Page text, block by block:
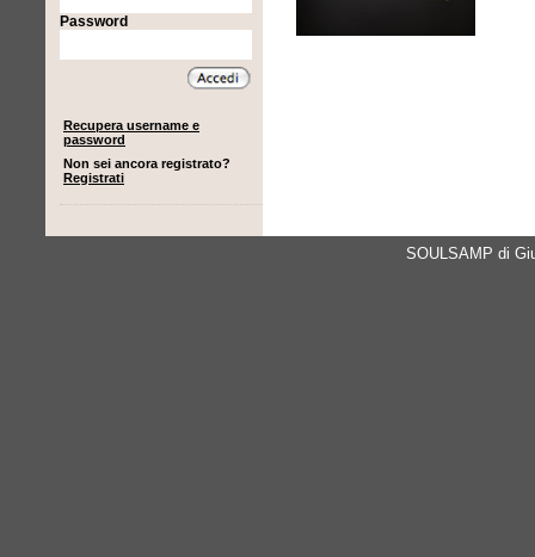
Password
Recupera username e
password
Non sei ancora registrato?
Registrati
SOULSAMP di